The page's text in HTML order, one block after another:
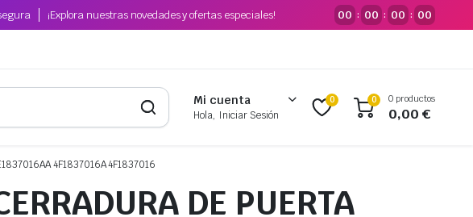
¡Explora nuestras novedades y ofertas especiales! 00 : 00 : 00 : 00
Mi cuenta
Hola, Iniciar Sesión
0 0 0 productos
0,00€
4F1837016A 4F1837016
DE PUERTA